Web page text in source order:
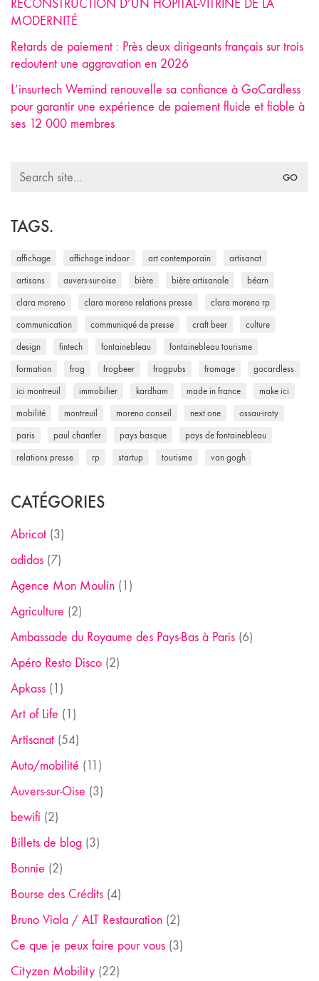
RECONSTRUCTION D’UN HÔPITAL-VITRINE DE LA
MODERNITÉ
Retards de paiement : Près deux dirigeants français sur trois
redoutent une aggravation en 2026
L’insurtech Wemind renouvelle sa confiance à GoCardless
pour garantir une expérience de paiement fluide et fiable à
ses 12 000 membres
Search
TAGS.
affichage affichage indoor art contemporain artisanat
artisans auvers-sur-oise bière bière artisanale béarn
clara moreno clara moreno relations presse clara moreno rp
communication communiqué de presse craft beer culture
design fintech fontainebleau fontainebleau tourisme
formation frog frogbeer frogpubs fromage gocardless
ici montreuil immobilier kardham made in france make ici
mobilité montreuil moreno conseil next one ossau-iraty
paris paul chantler pays basque pays de fontainebleau
relations presse rp startup tourisme van gogh
CATÉGORIES
Abricot (3)
adidas (7)
Agence Mon Moulin (1)
Agriculture (2)
Ambassade du Royaume des Pays-Bas à Paris (6)
Apéro Resto Disco (2)
Apkass (1)
Art of Life (1)
Artisanat (54)
Auto/mobilité (11)
Auvers-sur-Oise (3)
bewifi (2)
Billets de blog (3)
Bonnie (2)
Bourse des Crédits (4)
Bruno Viala / ALT Restauration (2)
Ce que je peux faire pour vous (3)
Cityzen Mobility (22)